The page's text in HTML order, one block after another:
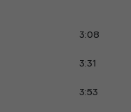
3:08
3:31
3:53